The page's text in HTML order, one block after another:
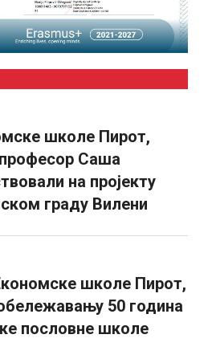
школе Пирот,
Саша
на пројекту
граду Вилени
школе Пирот,
50 година
пословне школе